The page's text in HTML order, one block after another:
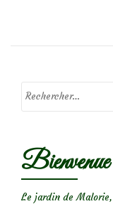
Le jardin de